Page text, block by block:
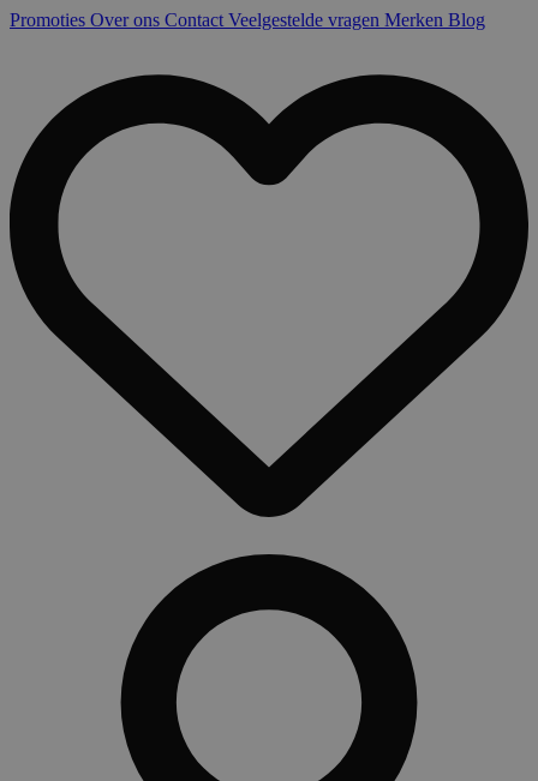
Promoties Over ons Contact Veelgestelde vragen Merken Blog